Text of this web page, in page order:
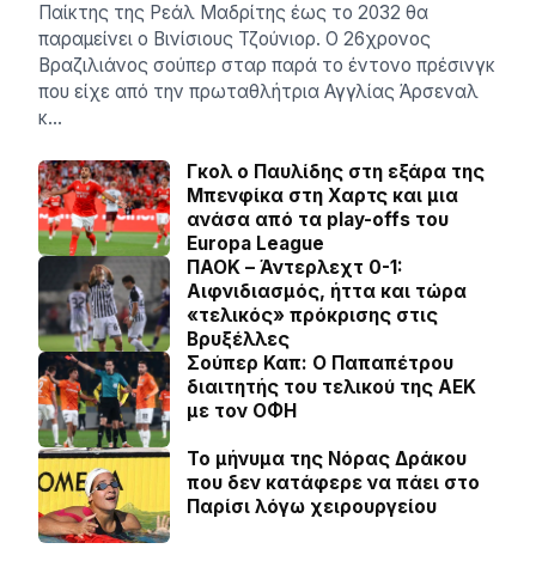
Παίκτης της Ρεάλ Μαδρίτης έως το 2032 θα
παραμείνει ο Βινίσιους Τζούνιορ. Ο 26χρονος
Βραζιλιάνος σούπερ σταρ παρά το έντονο πρέσινγκ
που είχε από την πρωταθλήτρια Αγγλίας Άρσεναλ
κ…
Γκολ ο Παυλίδης στη εξάρα της
Μπενφίκα στη Χαρτς και μια
ανάσα από τα play-offs του
Europa League
ΠΑΟΚ – Άντερλεχτ 0-1:
Αιφνιδιασμός, ήττα και τώρα
«τελικός» πρόκρισης στις
Βρυξέλλες
Σούπερ Καπ: Ο Παπαπέτρου
διαιτητής του τελικού της ΑΕΚ
με τον ΟΦΗ
Το μήνυμα της Νόρας Δράκου
που δεν κατάφερε να πάει στο
Παρίσι λόγω χειρουργείου